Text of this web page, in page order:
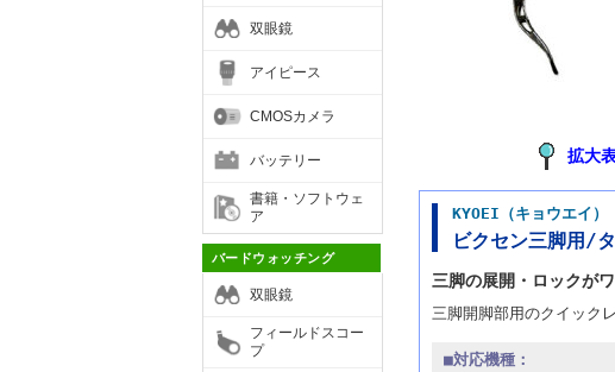
双眼鏡
アイピース
CMOSカメラ
バッテリー
書籍・ソフトウェ
ア
バードウォッチング
双眼鏡
フィールドスコー
プ
拡大
KYOEI（キョウエイ
ビクセン三脚用/
三脚の展開・ロックが
三脚開脚部用のクイック
■対応機種：